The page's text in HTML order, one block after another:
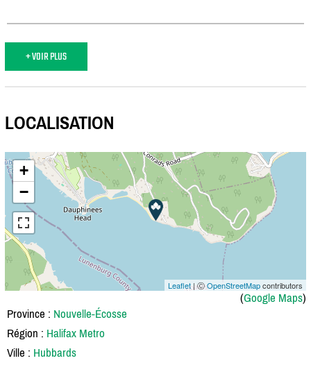
+ VOIR PLUS
LOCALISATION
+
−
Leaflet| ⒸOpenStreetMapcontributors
(Google Maps)
Province : Nouvelle-Écosse
Région : Halifax Metro
Ville : Hubbards